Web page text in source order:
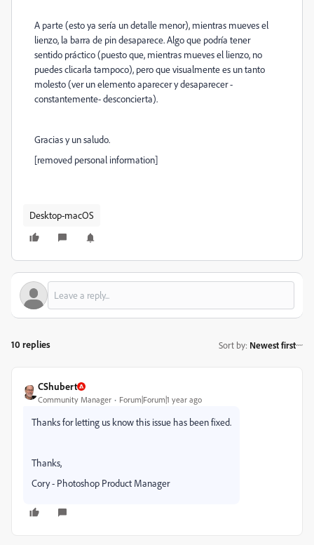
A parte (esto ya sería un detalle menor), mientras mueves el
lienzo, la barra de pin desaparece. Algo que podría tener
sentido práctico (puesto que, mientras mueves el lienzo, no
puedes clicarla tampoco), pero que visualmente es un tanto
molesto (ver un elemento aparecer y desaparecer -
constantemente- desconcierta).
Gracias y un saludo.
[removed personal information]
Desktop-macOS
10 replies Sort by: Newest first
CShubert
Community Manager Forum|Forum|1 year ago
Thanks for letting us know this issue has been fixed.
Thanks,
Cory - Photoshop Product Manager